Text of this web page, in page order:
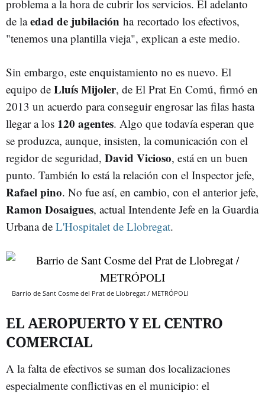
problema a la hora de cubrir los servicios. El adelanto
de laedad de jubilación ha recortado los efectivos,
"tenemos una plantilla vieja", explican a este medio.
Sin embargo, este enquistamiento no es nuevo. El
equipo de Lluís Mijoler, de El Prat En Comú, firmó en
2013 un acuerdo para conseguir engrosar las filas hasta
llegar a los 120 agentes. Algo que todavía esperan que
se produzca, aunque, insisten, la comunicación con el
regidor de seguridad, David Vicioso, está en un buen
punto. También lo está la relación con el Inspector jefe,
Rafael pino. No fue así, en cambio, con el anterior jefe,
Ramon Dosaigues, actual Intendente Jefe en la Guardia
Urbana de L'Hospitalet de Llobregat.
Barrio de Sant Cosme del Prat de Llobregat / METRÓPOLI
EL AEROPUERTO Y EL CENTRO
COMERCIAL
A la falta de efectivos se suman dos localizaciones
especialmente conflictivas en el municipio: el